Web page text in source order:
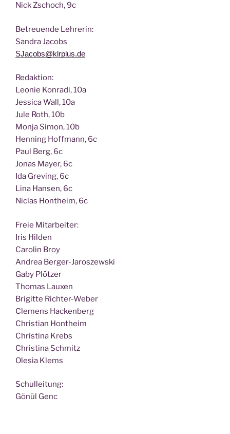
Nick Zscho­ch, 9c
Betreu­en­de Lehrerin:
San­dra Jacobs
SJacobs@klrplus.de
Redak­ti­on:
Leo­nie Kon­ra­di, 10a
Jes­si­ca Wall, 10a
Jule Roth, 10b
Mon­ja Simon, 10b
Hen­ning Hoff­mann, 6c
Paul Berg, 6c
Jonas May­er, 6c
Ida Gre­ving, 6c
Lina Han­sen, 6c
Nic­las Hont­heim, 6c
Freie Mit­ar­bei­ter:
Iris Hilden
Caro­lin Broy
Andrea Berger-Jaroszewski
Gaby Plötzer
Tho­mas Lauxen
Bri­git­te Richter-Weber
Cle­mens Hackenberg
Chris­ti­an Hontheim
Chris­ti­na Krebs
Chris­ti­na Schmitz
Ole­sia Klems
Schul­lei­tung:
Gönül Genc